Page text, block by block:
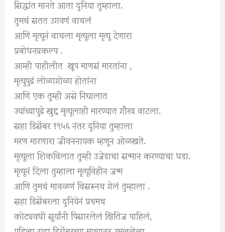
तुमचं सतत उगवणं वाचलं
आणि मृत्यूनं वाचला मृत्यूला मृत्यू देणारा
प्रबोधनप्रकल्प .
आम्ही पाहीलीत खूप माणसं मारतांना ,
मृत्युपुढं लोळागोळा होतांना
आणि एक तुम्ही असे निघालात
ज्यांच्यापुढे खुद्द मृत्यूलाही मारण्यात गौरव वाटला.
सहा डिसेंबर १९५६ नंतर दुनिया तुम्हाला
मरण मारणारा जीवननायक म्हणून ओळखते.
मृत्यूला शिकविलात तुम्ही उजेडाचा सन्मान करण्याचा धडा.
मृत्यूनं दिला तुम्हाला मृत्यूविहीन जन्म
आणि तुमचं मावळणं विसरूनच गेलं तुम्हाला .
सहा डिसेंबरला दुनियेनं प्रथमच
कोट्यवधी सूर्यांनी पिसारलेलं क्षितिज पाहिलं,